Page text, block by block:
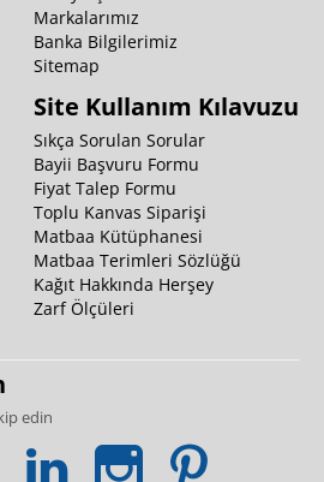
Markalarımız
Banka Bilgilerimiz
Sitemap
Site Kullanım Kılavuzu
Sıkça Sorulan Sorular
Bayii Başvuru Formu
Fiyat Talep Formu
Toplu Kanvas Siparişi
Matbaa Kütüphanesi
Matbaa Terimleri Sözlüğü
Kağıt Hakkında Herşey
Zarf Ölçüleri
edin